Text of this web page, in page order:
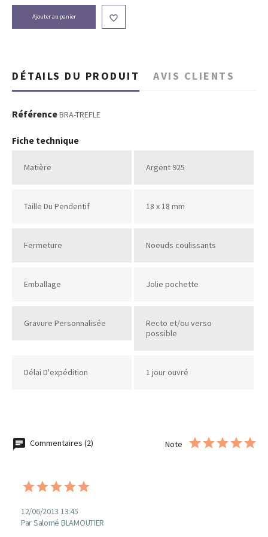
Ajouter au panier 
DÉTAILS DU PRODUIT AVIS CLIENTS
RéférenceBRA-TREFLE
Fiche technique
Matière Argent 925
Taille Du Pendentif 18 x 18 mm
Fermeture Noeuds coulissants
Emballage Jolie pochette
Gravure Personnalisée
Recto et/ou verso
possible
Délai D'expédition 1 jour ouvré
Commentaires (2) Note
12/06/2013 13:45
Par Salomé BLAMOUTIER